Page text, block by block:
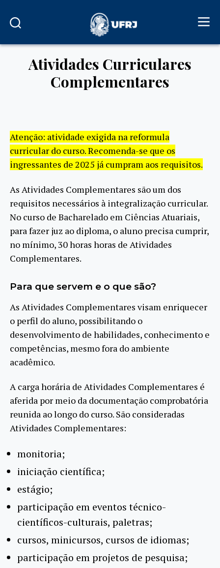
Atividades Curriculares
Complementares
Atenção: atividade exigida na reformula
curricular do curso. Recomenda-se que os
ingressantes de 2025 já cumpram aos requisitos.
As Atividades Complementares são um dos
requisitos necessários à integralização curricular.
No curso de Bacharelado em Ciências Atuariais,
para fazer juz ao diploma, o aluno precisa cumprir,
no mínimo, 30 horas horas de Atividades
Complementares.
Para que servem e o que são?
As Atividades Complementares visam enriquecer
o perfil do aluno, possibilitando o
desenvolvimento de habilidades, conhecimento e
competências, mesmo fora do ambiente
acadêmico.
A carga horária de Atividades Complementares é
aferida por meio da documentação comprobatória
reunida ao longo do curso. São consideradas
Atividades Complementares:
monitoria;
iniciação científica;
estágio;
participação em eventos técnico-
científicos-culturais, paletras;
cursos, minicursos, cursos de idiomas;
participação em projetos de pesquisa;